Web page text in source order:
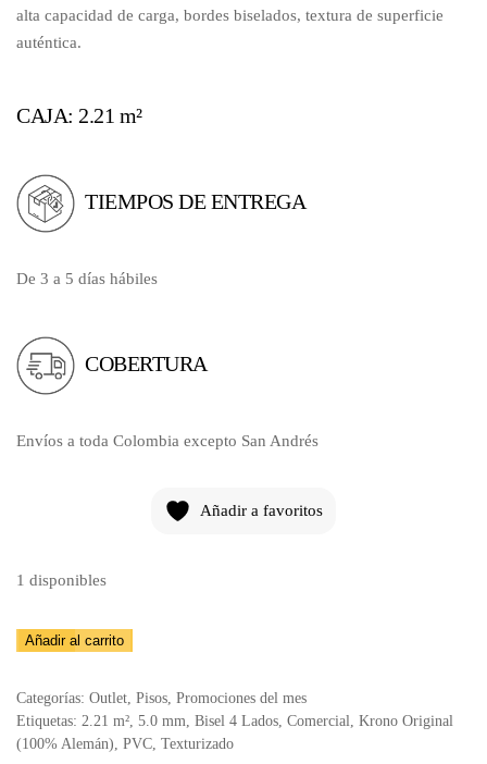
alta capacidad de carga, bordes biselados, textura de superficie
auténtica.
CAJA: 2.21 m²
TIEMPOS DE ENTREGA
De 3 a 5 días hábiles
COBERTURA
Envíos a toda Colombia excepto San Andrés
Añadir a favoritos
1 disponibles
Piso
R037
cantidad
Añadir al carrito
Categorías: Outlet, Pisos, Promociones del mes
Etiquetas: 2.21 m², 5.0 mm, Bisel 4 Lados, Comercial, Krono Original
(100% Alemán), PVC, Texturizado